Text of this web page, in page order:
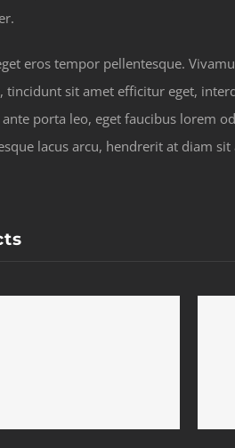
eros tempor pellentesque.
tincidunt sit amet efficitur eget,
porta leo, eget faucibus lorem
lacus arcu, hendrerit at diam